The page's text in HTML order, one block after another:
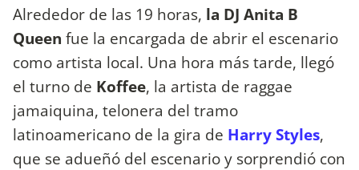
Alrededor de las 19 horas, la DJ Anita B
Queen fue la encargada de abrir el escenario
como artista local. Una hora más tarde, llegó
el turno de Koffee, la artista de raggae
jamaiquina, telonera del tramo
latinoamericano de la gira de Harry Styles,
que se adueñó del escenario y sorprendió con